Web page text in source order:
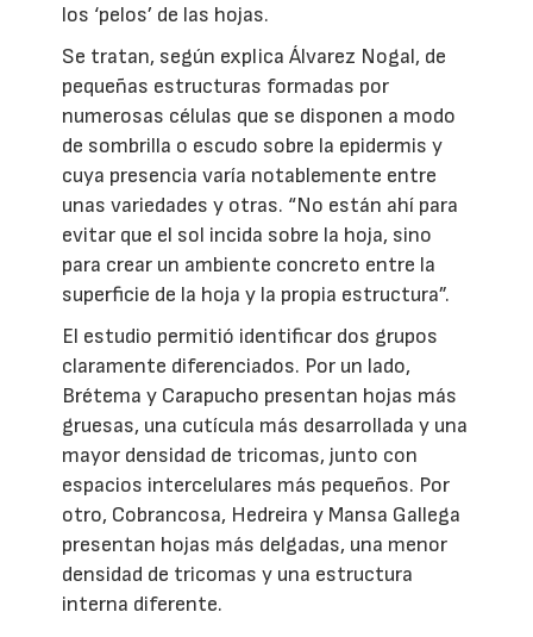
los ‘pelos’ de las hojas.
Se tratan, según explica Álvarez Nogal, de
pequeñas estructuras formadas por
numerosas células que se disponen a modo
de sombrilla o escudo sobre la epidermis y
cuya presencia varía notablemente entre
unas variedades y otras. “No están ahí para
evitar que el sol incida sobre la hoja, sino
para crear un ambiente concreto entre la
superficie de la hoja y la propia estructura”.
El estudio permitió identificar dos grupos
claramente diferenciados. Por un lado,
Brétema y Carapucho presentan hojas más
gruesas, una cutícula más desarrollada y una
mayor densidad de tricomas, junto con
espacios intercelulares más pequeños. Por
otro, Cobrancosa, Hedreira y Mansa Gallega
presentan hojas más delgadas, una menor
densidad de tricomas y una estructura
interna diferente.